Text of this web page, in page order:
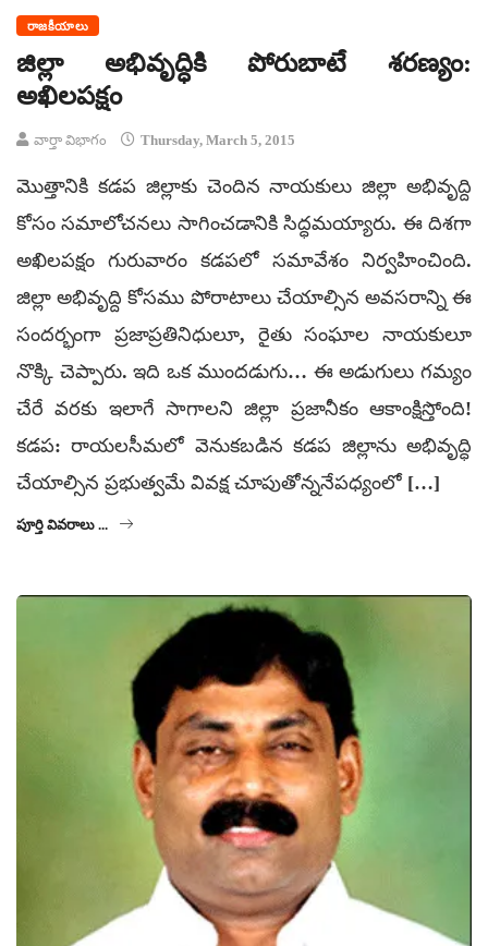
రాజకీయాలు
జిల్లా అభివృద్ధికి పోరుబాటే శరణ్యం:
అఖిలపక్షం
వార్తా విభాగం Thursday, March 5, 2015
మొత్తానికి కడప జిల్లాకు చెందిన నాయకులు జిల్లా అభివృద్ది
కోసం సమాలోచనలు సాగించడానికి సిద్ధమయ్యారు. ఈ దిశగా
అఖిలపక్షం గురువారం కడపలో సమావేశం నిర్వహించింది.
జిల్లా అభివృద్ది కోసము పోరాటాలు చేయాల్సిన అవసరాన్ని ఈ
సందర్భంగా ప్రజాప్రతినిధులూ, రైతు సంఘాల నాయకులూ
నొక్కి చెప్పారు. ఇది ఒక ముందడుగు… ఈ అడుగులు గమ్యం
చేరే వరకు ఇలాగే సాగాలని జిల్లా ప్రజానీకం ఆకాంక్షిస్తోంది!
కడప: రాయలసీమలో వెనుకబడిన కడప జిల్లాను అభివృద్ధి
చేయాల్సిన ప్రభుత్వమే వివక్ష చూపుతోన్ననేపధ్యంలో […]
పూర్తి వివరాలు ...